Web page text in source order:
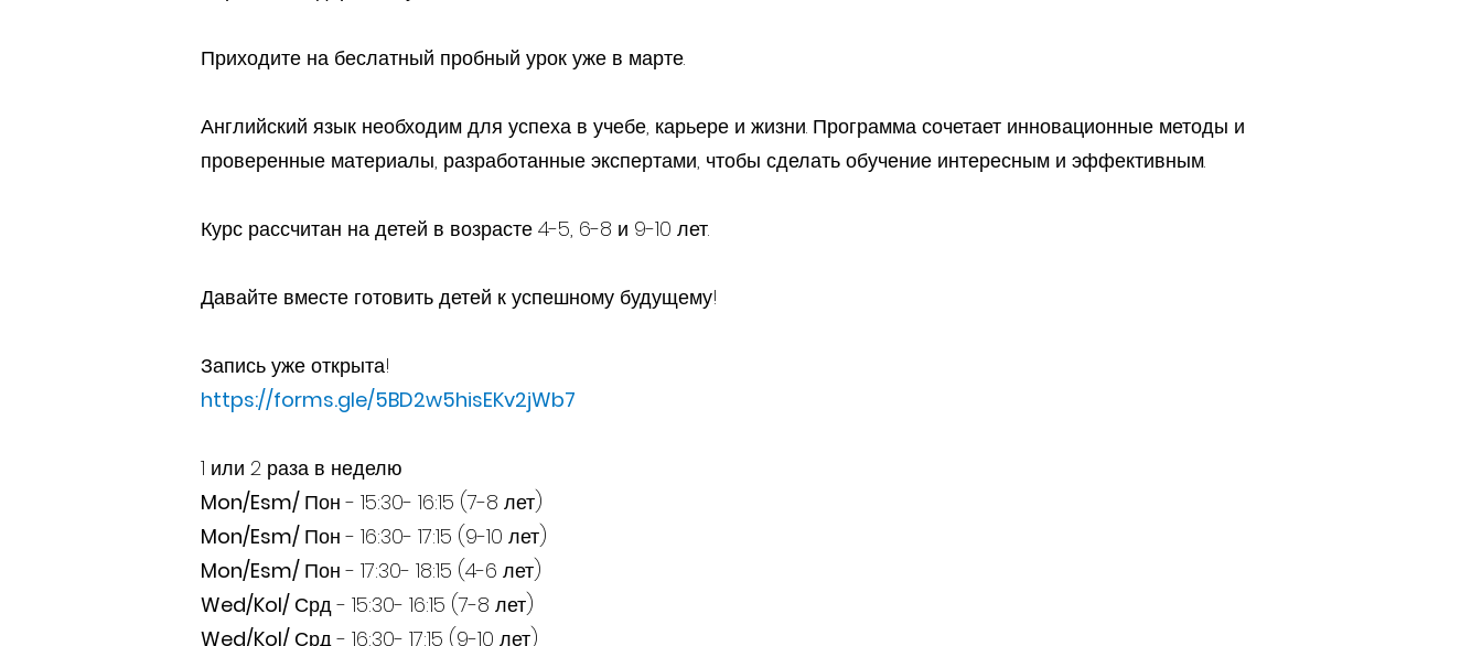
Приходите на беслатный пробный урок уже в марте.
Английский язык необходим для успеха в учебе, карьере и жизни. Программа сочетает инновационные методы и
проверенные материалы, разработанные экспертами, чтобы сделать обучение интересным и эффективным.
Курс рассчитан на детей в возрасте 4-5, 6-8 и 9-10 лет.
Давайте вместе готовить детей к успешному будущему!
Запись уже открыта!
https://forms.gle/5BD2w5hisEKv2jWb7
1 или 2 раза в неделю
Mon/Esm/ Пон - 15:30- 16:15 (7-8 лет)
Mon/Esm/ Пон - 16:30- 17:15 (9-10 лет)
Mon/Esm/ Пон - 17:30- 18:15 (4-6 лет)
Wed/Kol/ Срд - 15:30- 16:15 (7-8 лет)
Wed/Kol/ Срд - 16:30- 17:15 (9-10 лет)